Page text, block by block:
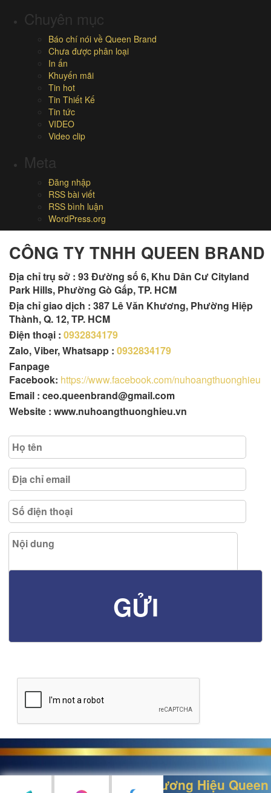
Chuyên mục
Báo chí nói về Queen Brand
Chưa được phân loại
In ấn
Khuyến mãi
Tin hot
Tin Thiết Kế
Tin tức
VIDEO
Video clip
Meta
Đăng nhập
RSS bài viết
RSS bình luận
WordPress.org
CÔNG TY TNHH QUEEN BRAND
Địa chỉ trụ sở : 93 Đường số 6, Khu Dân Cư Cityland
Park Hills, Phường Gò Gấp, TP. HCM
Địa chỉ giao dịch : 387 Lê Văn Khương, Phường Hiệp
Thành, Q. 12, TP. HCM
Điện thoại : 0932834179
Zalo, Viber, Whatsapp : 0932834179
Fanpage
Facebook: https://www.facebook.com/nuhoangthuonghieu
Email : ceo.queenbrand@gmail.com
Website : www.nuhoangthuonghieu.vn
Nữ Hoàng Thương Hiệu Queen